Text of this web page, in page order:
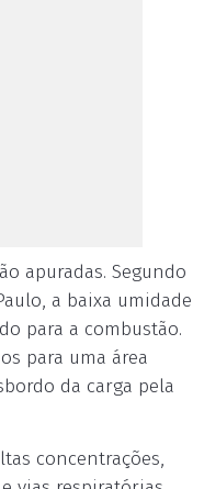
apuradas. Segundo
a baixa umidade
para a combustão.
para uma área
da carga pela
concentrações,